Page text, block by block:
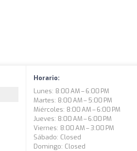
Horario:
Lunes: 8:00 AM – 6:00 PM
Martes: 8:00 AM – 5:00 PM
Miércoles: 8:00 AM – 6:00 PM
Jueves: 8:00 AM – 6:00 PM
Viernes: 8:00 AM – 3:00 PM
Sábado: Closed
Domingo: Closed